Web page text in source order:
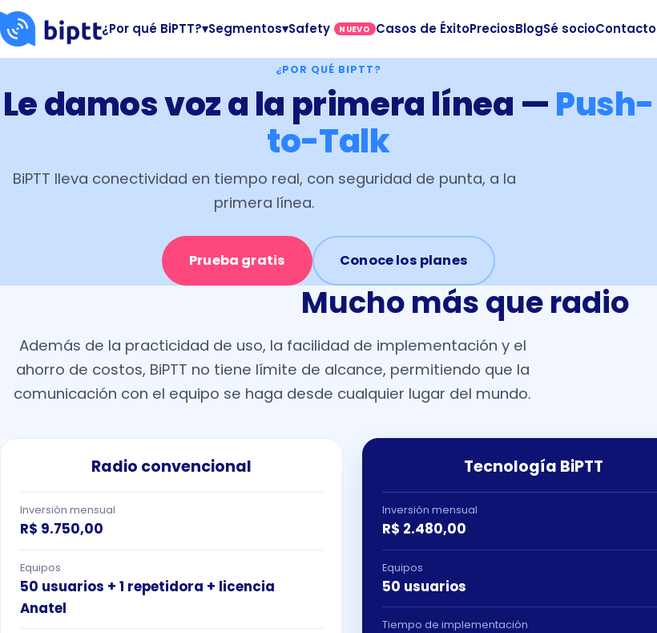
¿Por qué BiPTT?▾Segmentos▾Safety NUEVO Casos de ÉxitoPreciosBlogSé socioContacto
¿POR QUÉ BIPTT?
Le damos voz a la primera línea —Push-
to-Talk
BiPTT lleva conectividad en tiempo real, con seguridad de punta, a la
primera línea.
Prueba gratis Conoce los planes
Mucho más que radio
Además de la practicidad de uso, la facilidad de implementación y el
ahorro de costos, BiPTT no tiene límite de alcance, permitiendo que la
comunicación con el equipo se haga desde cualquier lugar del mundo.
Radio convencional
Inversión mensual
R$ 9.750,00
Equipos
50 usuarios + 1 repetidora + licencia
Anatel
Tecnología BiPTT
Inversión mensual
R$ 2.480,00
Equipos
50 usuarios
Tiempo de implementación